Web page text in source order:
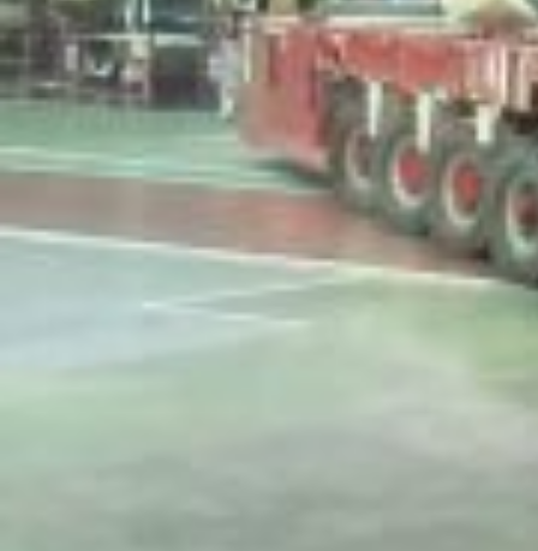
проблемы, но заказчику обязательно надо “держать руку
на пульсе”.